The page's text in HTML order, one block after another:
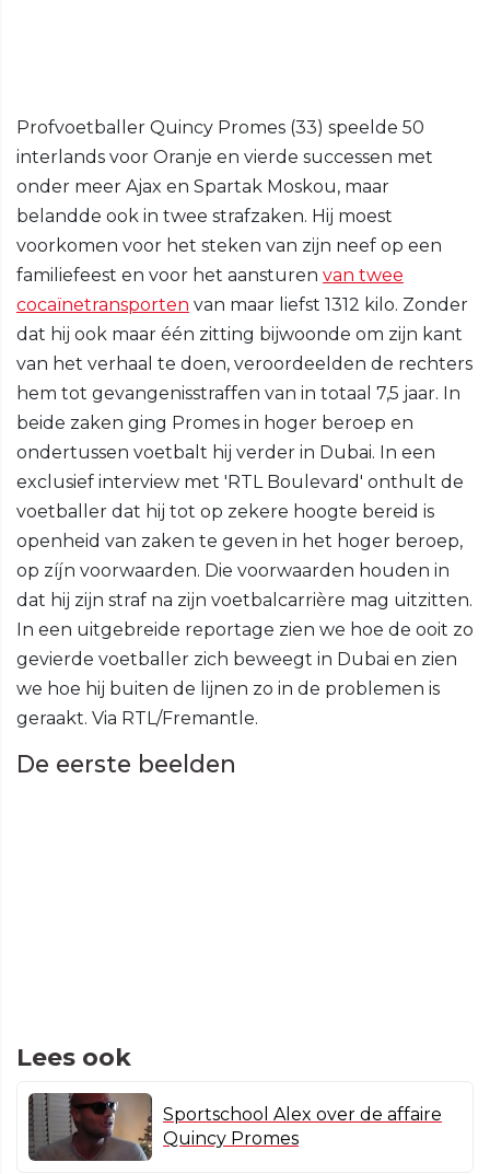
Profvoetballer Quincy Promes (33) speelde 50
interlands voor Oranje en vierde successen met
onder meer Ajax en Spartak Moskou, maar
belandde ook in twee strafzaken. Hij moest
voorkomen voor het steken van zijn neef op een
familiefeest en voor het aansturen van twee
cocaïnetransporten van maar liefst 1312 kilo. Zonder
dat hij ook maar één zitting bijwoonde om zijn kant
van het verhaal te doen, veroordeelden de rechters
hem tot gevangenisstraffen van in totaal 7,5 jaar. In
beide zaken ging Promes in hoger beroep en
ondertussen voetbalt hij verder in Dubai. In een
exclusief interview met 'RTL Boulevard' onthult de
voetballer dat hij tot op zekere hoogte bereid is
openheid van zaken te geven in het hoger beroep,
op zíjn voorwaarden. Die voorwaarden houden in
dat hij zijn straf na zijn voetbalcarrière mag uitzitten.
In een uitgebreide reportage zien we hoe de ooit zo
gevierde voetballer zich beweegt in Dubai en zien
we hoe hij buiten de lijnen zo in de problemen is
geraakt. Via RTL/Fremantle.
De eerste beelden
Lees ook
Sportschool Alex over de affaire
Quincy Promes